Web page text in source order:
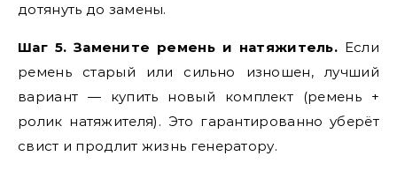
дотянуть до замены.
Шаг 5. Замените ремень и натяжитель. Если
ремень старый или сильно изношен, лучший
вариант — купить новый комплект (ремень +
ролик натяжителя). Это гарантированно уберёт
свист и продлит жизнь генератору.